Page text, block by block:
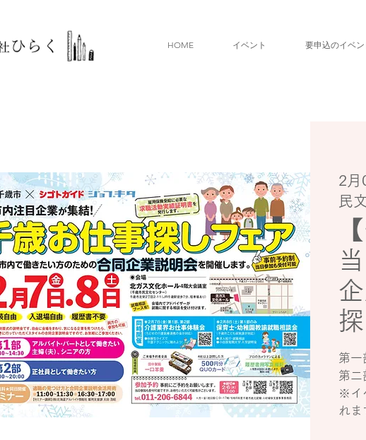
HOME イベント 要申込のイベン
2月
民
第一
第二
※イ
れま